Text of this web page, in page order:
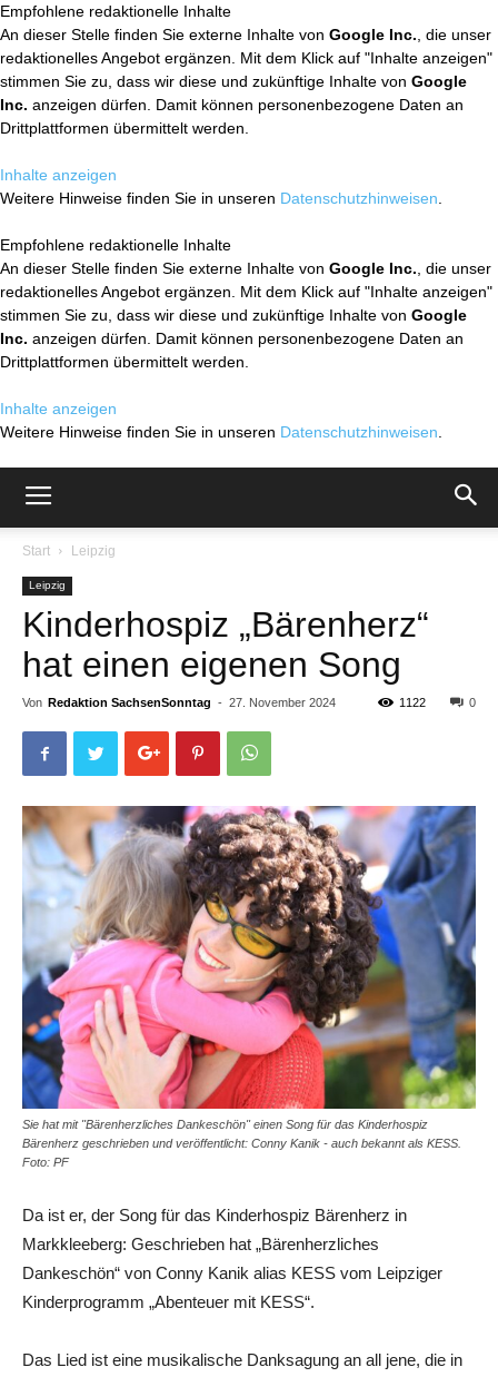
Empfohlene redaktionelle Inhalte
An dieser Stelle finden Sie externe Inhalte von Google Inc. , die unser
redaktionelles Angebot ergänzen. Mit dem Klick auf "Inhalte anzeigen"
stimmen Sie zu, dass wir diese und zukünftige Inhalte von Google
Inc. anzeigen dürfen. Damit können personenbezogene Daten an
Drittplattformen übermittelt werden.
Inhalte anzeigen
Weitere Hinweise finden Sie in unseren Datenschutzhinweisen
Empfohlene redaktionelle Inhalte
An dieser Stelle finden Sie externe Inhalte von Google Inc. , die unser
redaktionelles Angebot ergänzen. Mit dem Klick auf "Inhalte anzeigen"
stimmen Sie zu, dass wir diese und zukünftige Inhalte von Google
Inc. anzeigen dürfen. Damit können personenbezogene Daten an
Drittplattformen übermittelt werden.
Inhalte anzeigen
Weitere Hinweise finden Sie in unseren Datenschutzhinweisen
Start Leipzig
Leipzig
Kinderhospiz „Bärenherz“
hat einen eigenen Song
Von Redaktion SachsenSonntag - 27. November 2024 0
1122
Sie hat mit "Bärenherzliches Dankeschön" einen Song für das Kinderhospiz
Bärenherz geschrieben und veröffentlicht: Conny Kanik - auch bekannt als KESS.
Foto: PF
Da ist er, der Song für das Kinderhospiz Bärenherz in
Markkleeberg: Geschrieben hat „Bärenherzliches
Dankeschön“ von Conny Kanik alias KESS vom Leipziger
Kinderprogramm „Abenteuer mit KESS“.
Das Lied ist eine musikalische Danksagung an all jene, die in